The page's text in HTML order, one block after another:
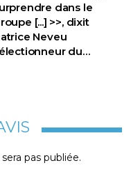
dans le
[...] >>, dixit
Neveu
du…
pas publiée.